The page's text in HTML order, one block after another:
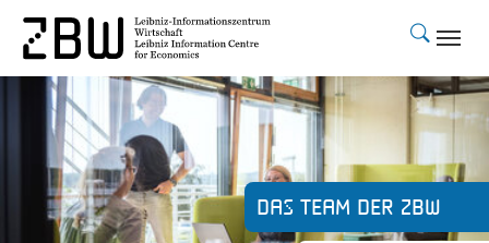
Skip to main content
Das Team der ZBW